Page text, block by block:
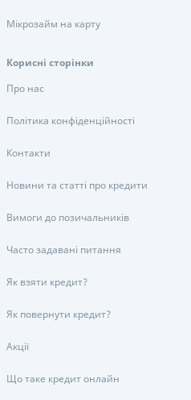
Мікрозайм на карту
Корисні сторінки
Про нас
Політика конфіденційності
Контакти
Новини та статті про кредити
Вимоги до позичальників
Часто задавані питання
Як взяти кредит?
Як повернути кредит?
Акції
Що таке кредит онлайн